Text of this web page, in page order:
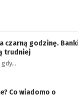
czarną godzinę.
trudniej
gdy…
Co wiadomo o